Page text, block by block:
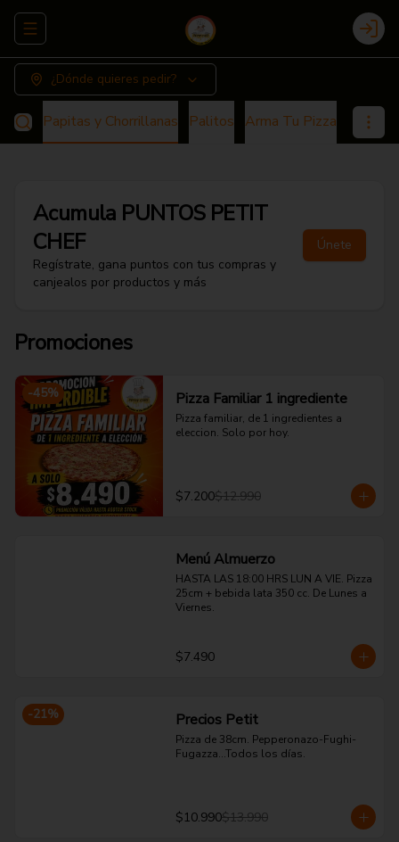
Abrir menu de navegación Login
¿Dónde quieres pedir?
Papitas y Chorrillanas Palitos Arma Tu Pizza
Acumula PUNTOS PETIT
CHEF
Regístrate, gana puntos con tus compras y
canjealos por productos y más
Únete
Promociones
-45% Pizza Familiar 1 ingrediente
Pizza familiar, de 1 ingredientes a
eleccion. Solo por hoy.
$7.200$12.990
Menú Almuerzo
HASTA LAS 18:00 HRS LUN A VIE. Pizza
25cm + bebida lata 350 cc. De Lunes a
Viernes.
$7.490
-21% Precios Petit
Pizza de 38cm. Pepperonazo-Fughi-
Fugazza...Todos los días.
$10.990$13.990